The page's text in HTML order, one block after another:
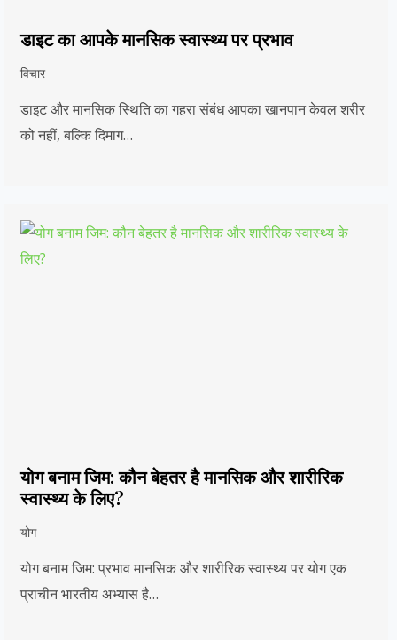
डाइट का आपके मानसिक स्वास्थ्य पर प्रभाव
विचार
डाइट और मानसिक स्थिति का गहरा संबंध आपका खानपान केवल शरीर
को नहीं, बल्कि दिमाग…
योग बनाम जिम: कौन बेहतर है मानसिक और शारीरिक
स्वास्थ्य के लिए?
योग
योग बनाम जिम: प्रभाव मानसिक और शारीरिक स्वास्थ्य पर योग एक
प्राचीन भारतीय अभ्यास है…